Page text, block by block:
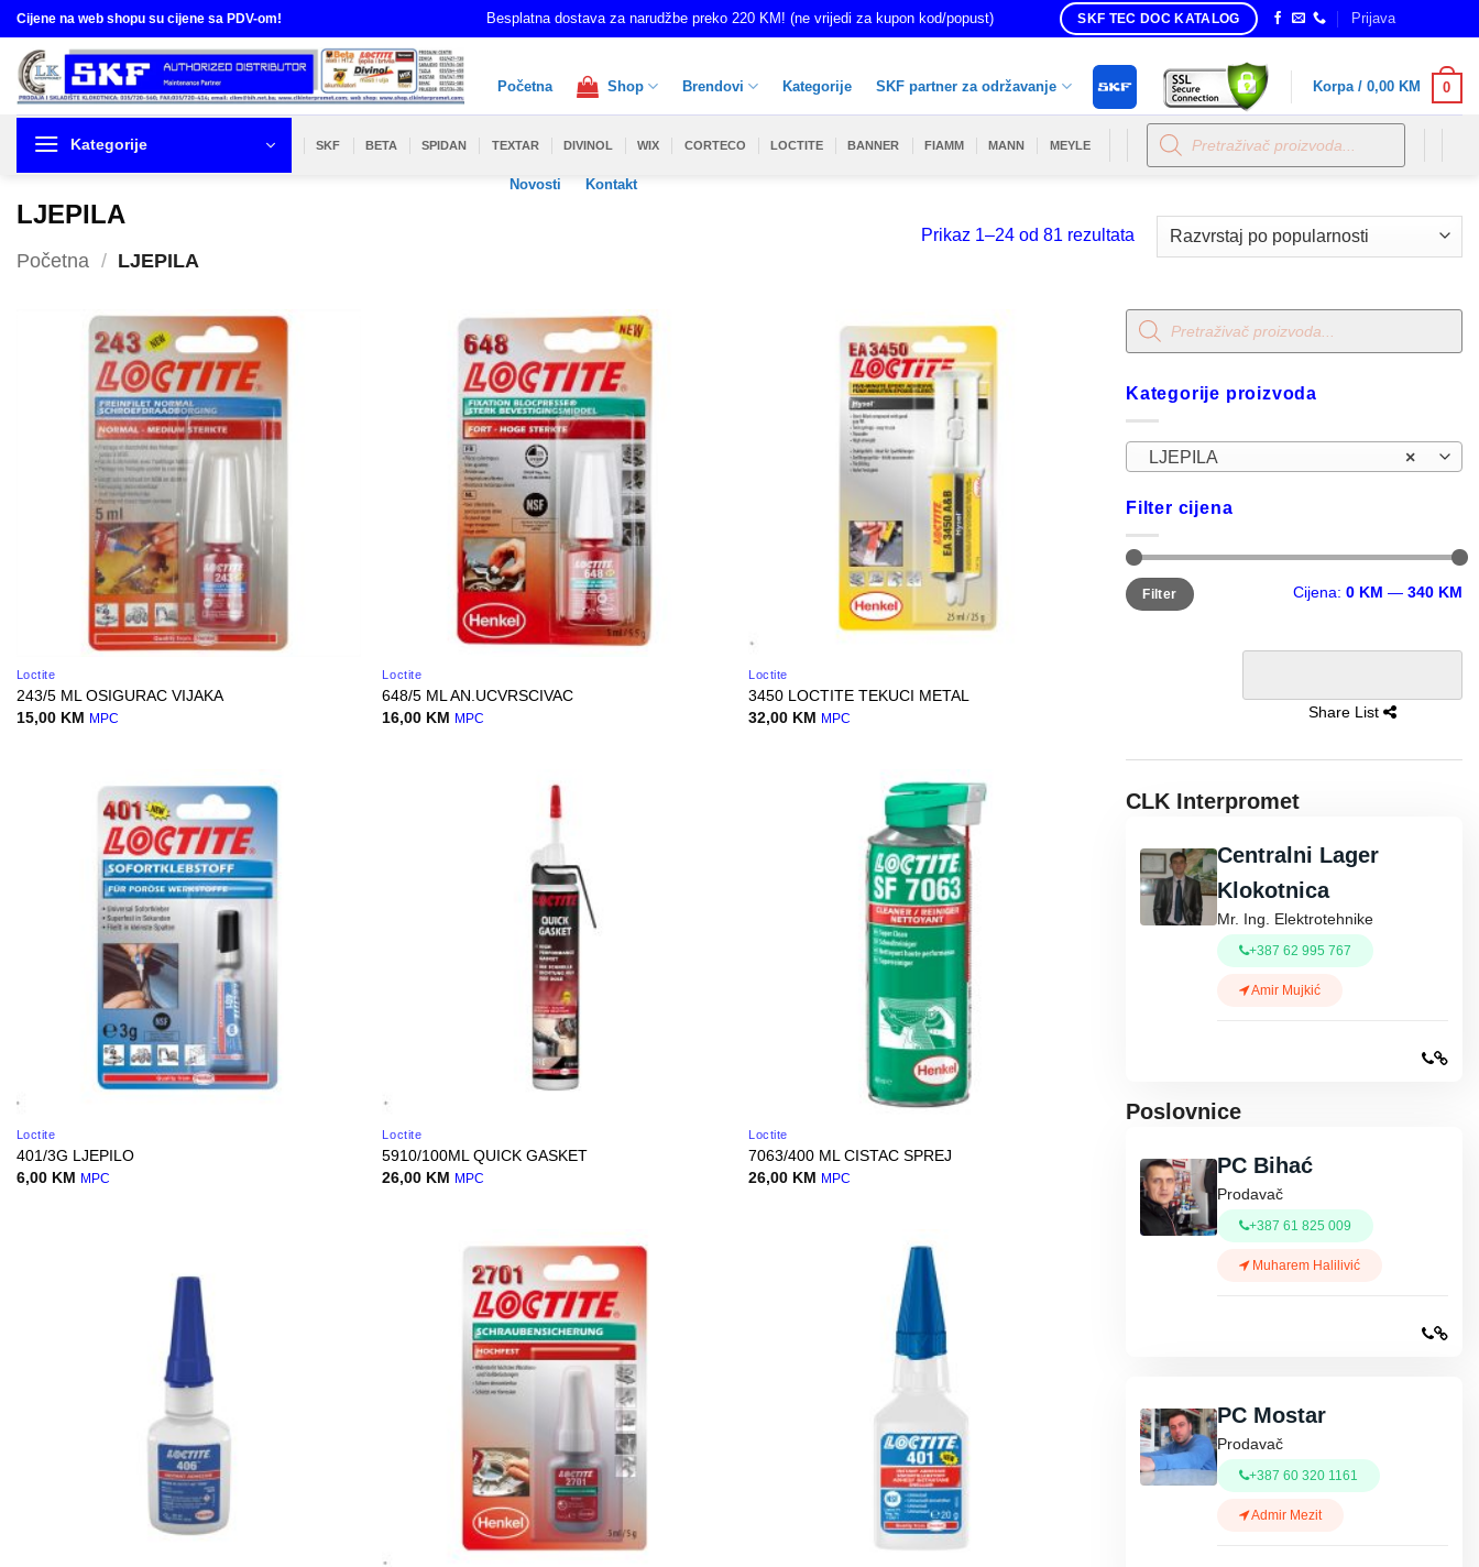
Skip
to
content
Cijene na web shopu su cijene sa PDV-om! Besplatna dostava za narudžbe preko 220 KM! (ne vrijedi za kupon kod/popust) SKF TEC DOC KATALOG Prijava
Početna Shop Brendovi Kategorije SKF partner za održavanje
Novosti Kontakt
Korpa / 0,00 KM 0
Kategorije SKF BETA SPIDAN TEXTAR DIVINOL WIX CORTECO LOCTITE BANNER FIAMM MANN MEYLE
Products
search
LJEPILA
Početna / LJEPILA
Prikaz 1–24 od 81 rezultataSorted
Loctite
243/5 ML OSIGURAC VIJAKA
15,00 KM MPC
Loctite
648/5 ML AN.UCVRSCIVAC
16,00 KM MPC
Loctite
3450 LOCTITE TEKUCI METAL
32,00 KM MPC
Loctite
401/3G LJEPILO
6,00 KM MPC
Loctite
5910/100ML QUICK GASKET
26,00 KM MPC
Loctite
7063/400 ML CISTAC SPREJ
26,00 KM MPC
Products
search
Kategorije proizvoda
×
LJEPILA
Filter cijena
Minimalna
cijena
Maksimalna
cijena
Filter Cijena: 0 KM — 340 KM
Share List
CLK Interpromet
Centralni Lager
Klokotnica
Mr. Ing. Elektrotehnike
+387 62 995 767
Amir Mujkić
Poslovnice
PC Bihać
Prodavač
+387 61 825 009
Muharem Halilivić
PC Mostar
Prodavač
+387 60 320 1161
Admir Mezit